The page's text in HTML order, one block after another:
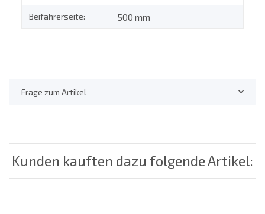
Beifahrerseite: 500 mm
Frage zum Artikel
Kunden kauften dazu folgende Artikel: